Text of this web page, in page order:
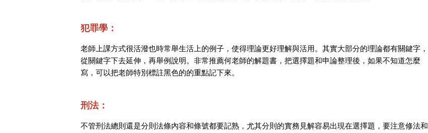
犯罪學：
老師上課方式很活潑也時常舉生活上的例子，使得理論更好理解與活用。其實大部分的理論都有關鍵字，
從關鍵字下去延伸，再舉例說明。非常推薦何老師的解題書，把選擇題和申論整理後，如果不知道怎麼
寫，可以把老師特別標註黑色的的重點記下來。
刑法：
不管刑法總則還是分則法條內容和條號都要記熟，尤其分則的實務見解容易出現在選擇題，要注意修法和